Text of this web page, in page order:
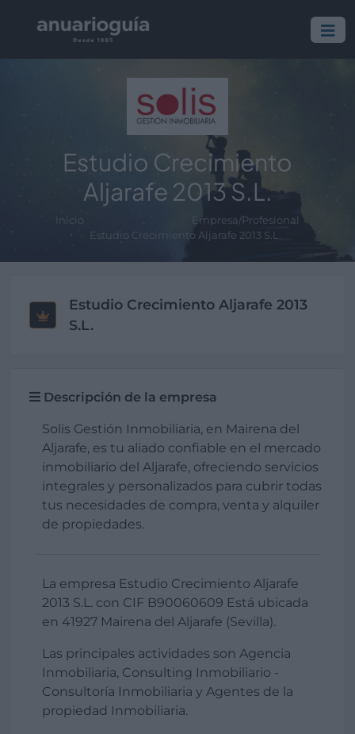
Estudio Crecimiento
Aljarafe 2013 S.L.
Inicio
Empresa/Profesional
Estudio Crecimiento Aljarafe 2013 S.L.
Estudio Crecimiento Aljarafe 2013
S.L.
Descripción de la empresa
Solis Gestión Inmobiliaria, en Mairena del
Aljarafe, es tu aliado confiable en el mercado
inmobiliario del Aljarafe, ofreciendo servicios
integrales y personalizados para cubrir todas
tus necesidades de compra, venta y alquiler
de propiedades.
La empresa Estudio Crecimiento Aljarafe
2013 S.L. con CIF B90060609 Está ubicada
en 41927 Mairena del Aljarafe (Sevilla).
Las principales actividades son Agencia
Inmobiliaria, Consulting Inmobiliario -
Consultoría Inmobiliaria y Agentes de la
propiedad Inmobiliaria.